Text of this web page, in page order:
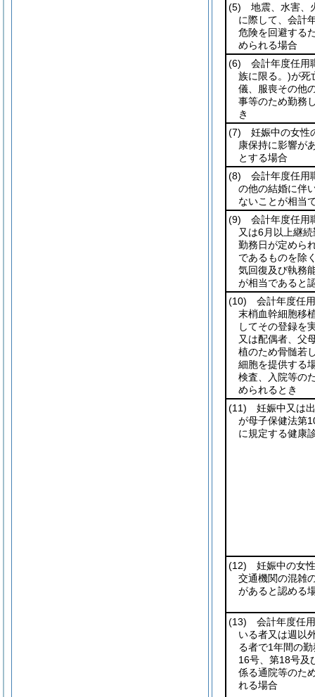
(5) 地震、水害、
に際して、会計
危険を回避する
められる場合
(6) 会計年度任用
族に限る。)が死
儀、服喪その他
事等のため勤務
き
(7) 妊娠中の女性
康保持に影響が
とする場合
(8) 会計年度任用
の他の結婚に伴
ないことが相当
(9) 会計年度任用
又は6月以上継
勤務日が定めら
であるものを除
気回復及び執務
が相当であると
(10) 会計年度任
末梢血幹細胞移
してその登録を
又は配偶者、父
植のため骨髄若
細胞を提供する
検査、入院等の
められるとき
(11) 妊娠中又は
が母子保健法第
に規定する健康
(12) 妊娠中の女
交通機関の混雑
があると認める
(13) 会計年度任
いる者又は週以
る者で1年間の
16号、第18号及
係る通院等のた
れる場合